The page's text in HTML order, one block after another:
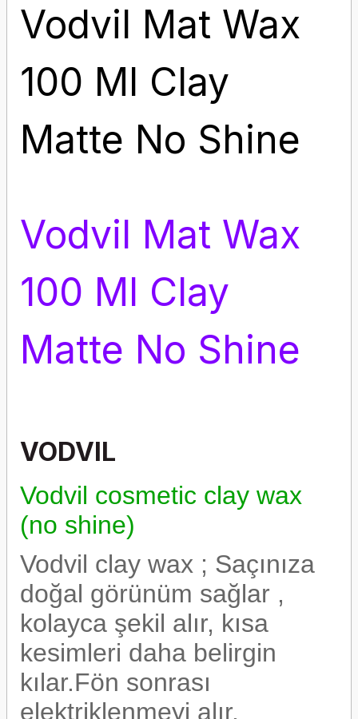
Vodvil Mat Wax
100 Ml Clay
Matte No Shine
Vodvil Mat Wax
100 Ml Clay
Matte No Shine
VODVIL
Vodvil cosmetic clay wax
(no shine)
Vodvil clay wax ; Saçınıza
doğal görünüm sağlar ,
kolayca şekil alır, kısa
kesimleri daha belirgin
kılar.Fön sonrası
elektriklenmeyi alır.